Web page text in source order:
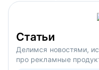
Статьи
Делимся новостями,
про рекламные